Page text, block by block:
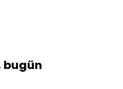
bugün